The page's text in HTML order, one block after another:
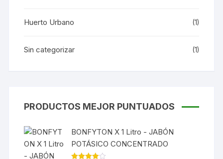
Huerto Urbano (1)
Sin categorizar (1)
PRODUCTOS MEJOR PUNTUADOS
BONFYTON X 1 Litro - JABÓN
POTÁSICO CONCENTRADO